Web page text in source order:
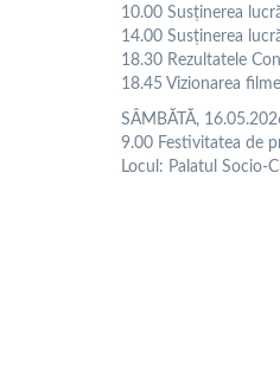
10.00 Susținerea
14.00 Susținerea
18.30 Rezultatele
18.45 Vizionarea
SÂMBĂTĂ,
9.00 Festivitatea de
Locul: Palatul Socio-